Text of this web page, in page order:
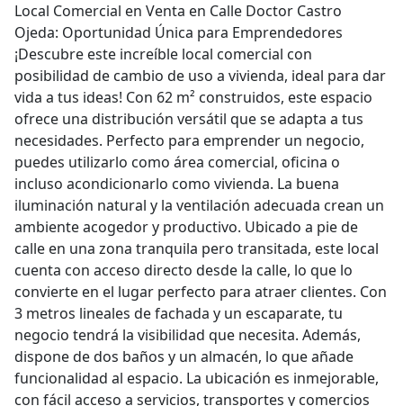
Local Comercial en Venta en Calle Doctor Castro
Ojeda: Oportunidad Única para Emprendedores
¡Descubre este increíble local comercial con
posibilidad de cambio de uso a vivienda, ideal para dar
vida a tus ideas! Con 62 m² construidos, este espacio
ofrece una distribución versátil que se adapta a tus
necesidades. Perfecto para emprender un negocio,
puedes utilizarlo como área comercial, oficina o
incluso acondicionarlo como vivienda. La buena
iluminación natural y la ventilación adecuada crean un
ambiente acogedor y productivo. Ubicado a pie de
calle en una zona tranquila pero transitada, este local
cuenta con acceso directo desde la calle, lo que lo
convierte en el lugar perfecto para atraer clientes. Con
3 metros lineales de fachada y un escaparate, tu
negocio tendrá la visibilidad que necesita. Además,
dispone de dos baños y un almacén, lo que añade
funcionalidad al espacio. La ubicación es inmejorable,
con fácil acceso a servicios, transportes y comercios